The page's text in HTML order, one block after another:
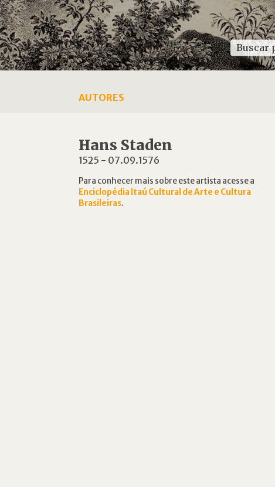
AUTORES
Hans Staden
1525 - 07.09.1576
Para conhecer mais sobre este artista acesse a
Enciclopédia Itaú Cultural de Arte e Cultura
Brasileiras.